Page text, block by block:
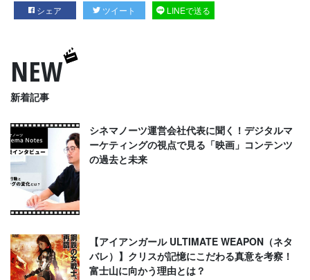
シェア ツイート LINEで送る
NEW
新着記事
シネマノーツ運営会社代表に聞く！デジタルマ
ーケティングの視点で見る「映画」コンテンツ
の過去と未来
【アイアンガール ULTIMATE WEAPON（ネタ
バレ）】クリスが記憶にこだわる真意を考察！
富士山に向かう理由とは？